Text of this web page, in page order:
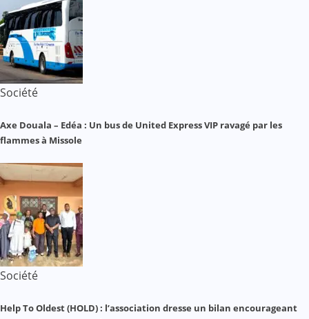
Société
Axe Douala – Edéa : Un bus de United Express VIP ravagé par les
flammes à Missole
Société
Help To Oldest (HOLD) : l’association dresse un bilan encourageant